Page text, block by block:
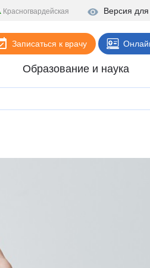
Версия
Красногвардейская
Записаться к врачу
Образование и наука